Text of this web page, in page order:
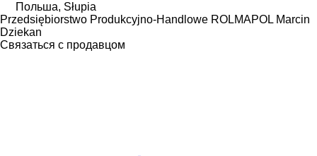
Польша, Słupia
Przedsiębiorstwo Produkcyjno-Handlowe ROLMAPOL Marcin
Dziekan
Связаться с продавцом